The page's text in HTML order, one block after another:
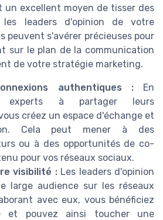
un excellent moyen de tisser des
leaders d'opinion de votre
peuvent s'avérer précieuses pour
sur le plan de la communication
de votre stratégie marketing.
authentiques :En
experts à partager leurs
créez un espace d'échange et
Cela peut mener à des
ou à des opportunités de co-
pour vos réseaux sociaux.
visibilité :Les leaders d'opinion
large audience sur les réseaux
avec eux, vous bénéficiez
et pouvez ainsi toucher une